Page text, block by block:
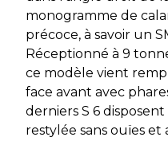
monogramme de
précoce, à savoir un
Réceptionné à 9
ce modèle vient
face avant avec
derniers S 6
restylée sans ouïes